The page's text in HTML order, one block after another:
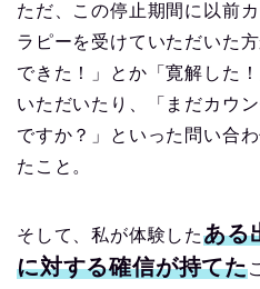
ただ、この停止期間に以前
ラピーを受けていただいた
できた！」とか「寛解した
いただいたり、「まだカウ
ですか？」といった問い合
たこと。
そして、私が体験したある
に対する確信が持てた